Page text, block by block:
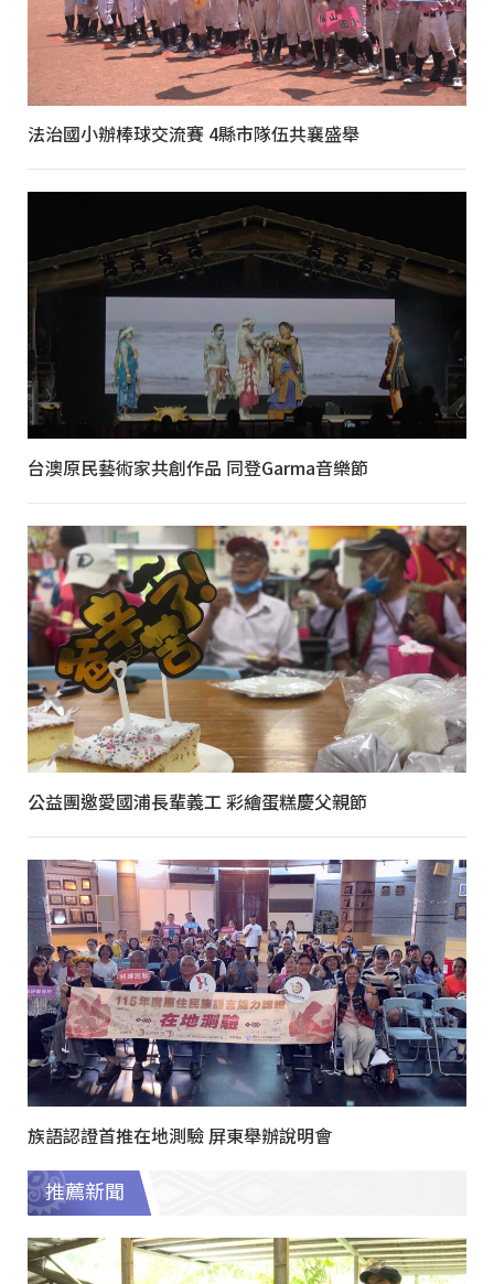
法治國小辦棒球交流賽 4縣市隊伍共襄盛舉
台澳原民藝術家共創作品 同登Garma音樂節
公益團邀愛國浦長輩義工 彩繪蛋糕慶父親節
族語認證首推在地測驗 屏東舉辦說明會
推薦新聞